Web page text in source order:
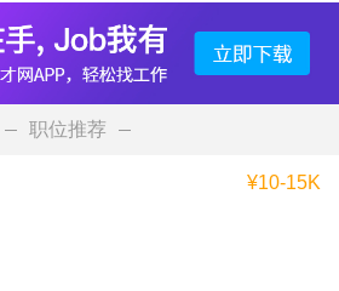
职位推荐
¥10-15K